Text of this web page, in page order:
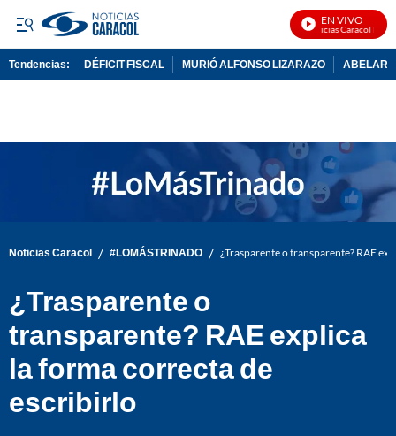
EN VIVO
Noticias Caracol En
Tendencias: DÉFICIT FISCAL MURIÓ ALFONSO LIZARAZO
Noticias Caracol / #LOMÁSTRINADO / ¿Trasparente o transparente? RAE
¿Trasparente o
transparente? RAE explica
la forma correcta de
escribirlo